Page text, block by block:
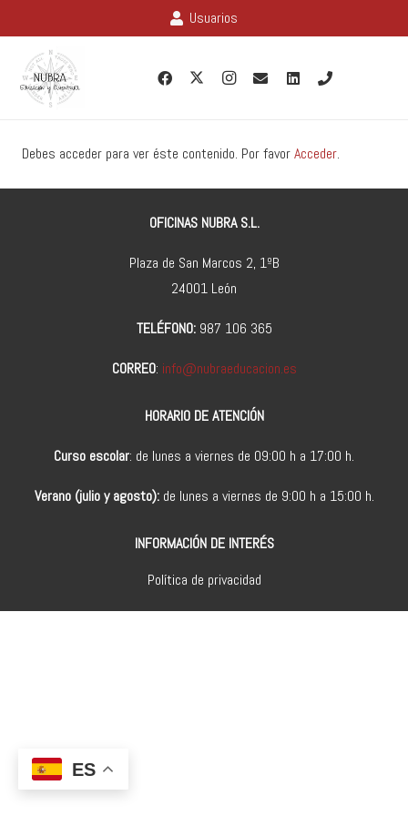
Usuarios
Debes acceder para ver éste contenido. Por favorAcceder.
OFICINAS NUBRA S.L.
Plaza de San Marcos 2, 1ºB
24001 León
TELÉFONO:987 106 365
CORREO: info@nubraeducacion.es
HORARIO DE ATENCIÓN
Curso escolar: de lunes a viernes de 09:00 h a 17:00 h.
Verano (julio y agosto):de lunes a viernes de 9:00 h a 15:00 h.
INFORMACIÓN DE INTERÉS
Política de privacidad
ES